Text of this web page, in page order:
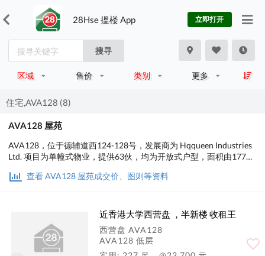
28Hse 搵楼 App 立即打开
搜寻
区域 售价 类别 更多
住宅,AVA128 (8)
AVA128 屋苑
AVA128，位于德辅道西124-128号，发展商为 Hqqueen Industries
Ltd. 项目为单幢式物业，提供63伙，均为开放式户型，面积由177至
查看 AVA128 屋苑成交价、图则等资料
近香港大学西营盘 ，半新楼 收租王
西营盘 AVA128
AVA128 低层